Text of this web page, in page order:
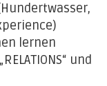
lernen
und